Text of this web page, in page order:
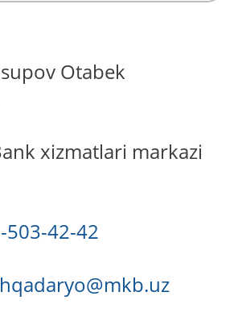
Otabek
xizmatlari markazi
503-42-42